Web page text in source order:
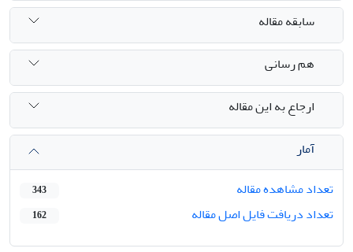
سابقه مقاله
هم رسانی
ارجاع به این مقاله
آمار
تعداد مشاهده مقاله
343
تعداد دریافت فایل اصل مقاله 162